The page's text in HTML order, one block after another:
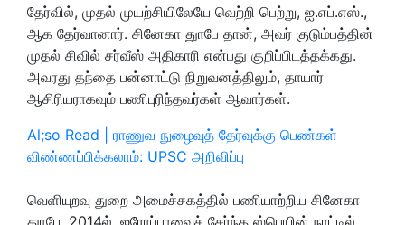
தேர்வில், முதல் முயற்சியிலேயே வெற்றி பெற்று, ஐ.எப்.எஸ்.,
ஆக தேர்வானார். சினேகா துாபே தான், அவர் குடும்பத்தின்
முதல் சிவில் சர்வீஸ் அதிகாரி என்பது குறிப்பிடத்தக்கது.
அவரது தந்தை பன்னாட்டு நிறுவனத்திலும், தாயார்
ஆசிரியராகவும் பணிபுரிந்தவர்கள் ஆவார்கள்.
Al;so Read | ராணுவ நுழைவுத் தேர்வுக்கு பெண்கள்
விண்ணப்பிக்கலாம்: UPSC அறிவிப்பு
வெளியுறவு துறை அமைச்சகத்தில் பணியாற்றிய சினேகா
துாபே, 2014ல், ஐரோப்பாவைச் சேர்ந்த ஸ்பெயின் நாட்டில்,